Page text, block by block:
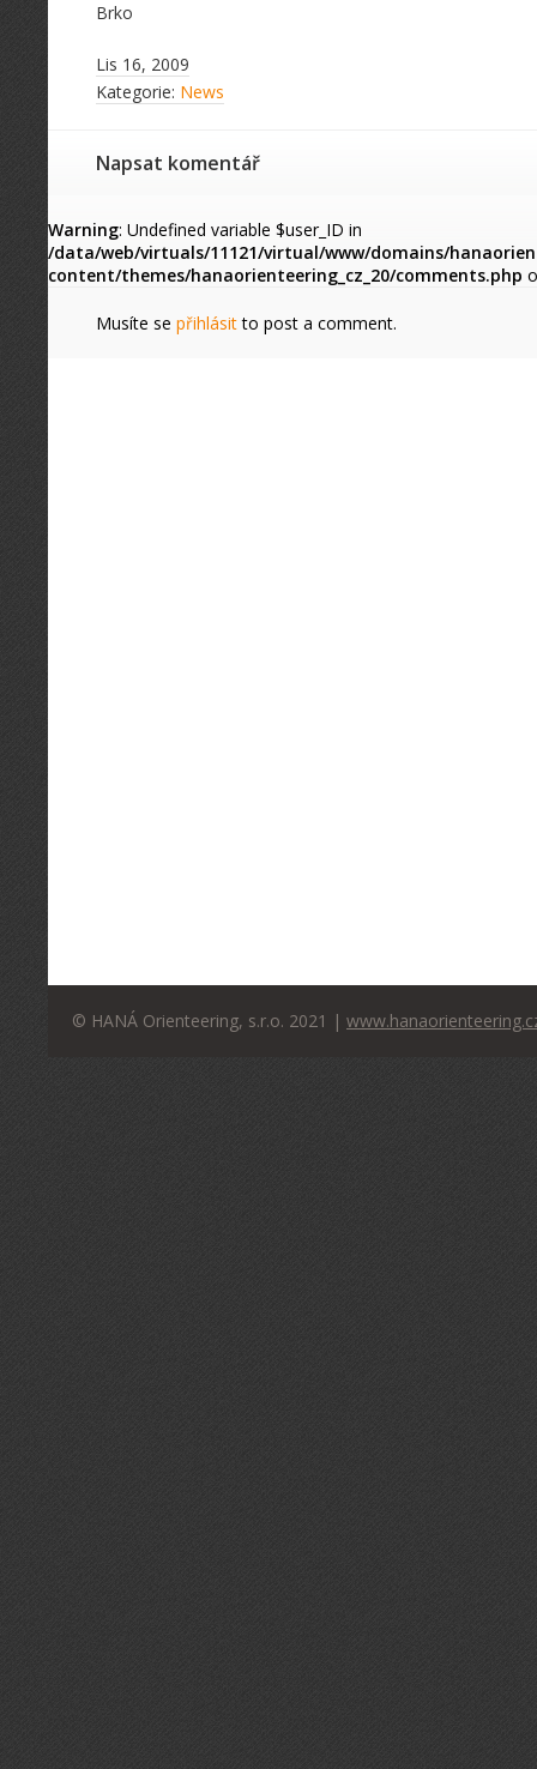
Brko
Lis 16, 2009
Kategorie: News
Napsat komentář
Warning: Undefined variable $user_ID in
/data/web/virtuals/11121/virtual/www/domains/
content/themes/hanaorienteering_cz_20/comments.php
Musíte se přihlásitto post a comment.
© HANÁ Orienteering, s.r.o. 2021 |